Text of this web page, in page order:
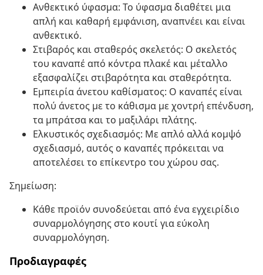
Ανθεκτικό ύφασμα: Το ύφασμα διαθέτει μια
απλή και καθαρή εμφάνιση, αναπνέει και είναι
ανθεκτικό.
Στιβαρός και σταθερός σκελετός: Ο σκελετός
του καναπέ από κόντρα πλακέ και μέταλλο
εξασφαλίζει στιβαρότητα και σταθερότητα.
Εμπειρία άνετου καθίσματος: Ο καναπές είναι
πολύ άνετος με το κάθισμα με χοντρή επένδυση,
τα μπράτσα και το μαξιλάρι πλάτης.
Ελκυστικός σχεδιασμός: Με απλό αλλά κομψό
σχεδιασμό, αυτός ο καναπές πρόκειται να
αποτελέσει το επίκεντρο του χώρου σας.
Σημείωση:
Κάθε προϊόν συνοδεύεται από ένα εγχειρίδιο
συναρμολόγησης στο κουτί για εύκολη
συναρμολόγηση.
Προδιαγραφές